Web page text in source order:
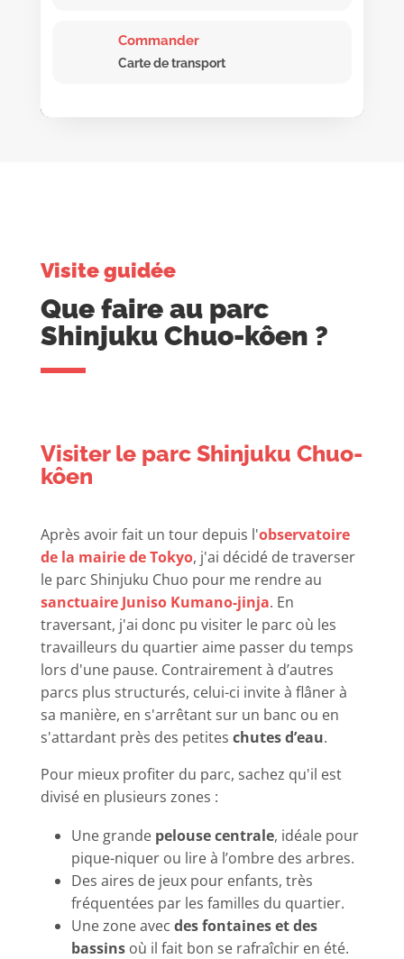
Commander
Carte de transport
Visite guidée
Que faire au parc
Shinjuku Chuo-kôen ?
Visiter le parc Shinjuku Chuo-
kôen
Après avoir fait un tour depuis l'observatoire
de la mairie de Tokyo, j'ai décidé de traverser
le parc Shinjuku Chuo pour me rendre au
sanctuaire Juniso Kumano-jinja. En
traversant, j'ai donc pu visiter le parc où les
travailleurs du quartier aime passer du temps
lors d'une pause. Contrairement à d’autres
parcs plus structurés, celui-ci invite à flâner à
sa manière, en s'arrêtant sur un banc ou en
s'attardant près des petites chutes d’eau.
Pour mieux profiter du parc, sachez qu'il est
divisé en plusieurs zones :
Une grande pelouse centrale, idéale pour
pique-niquer ou lire à l’ombre des arbres.
Des aires de jeux pour enfants, très
fréquentées par les familles du quartier.
Une zone avec des fontaines et des
bassinsoù il fait bon se rafraîchir en été.